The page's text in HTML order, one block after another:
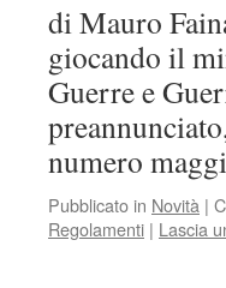
di Mauro
giocando il
Guerre e
numero
Pubblicato in Novità |
Regolamenti | Lascia